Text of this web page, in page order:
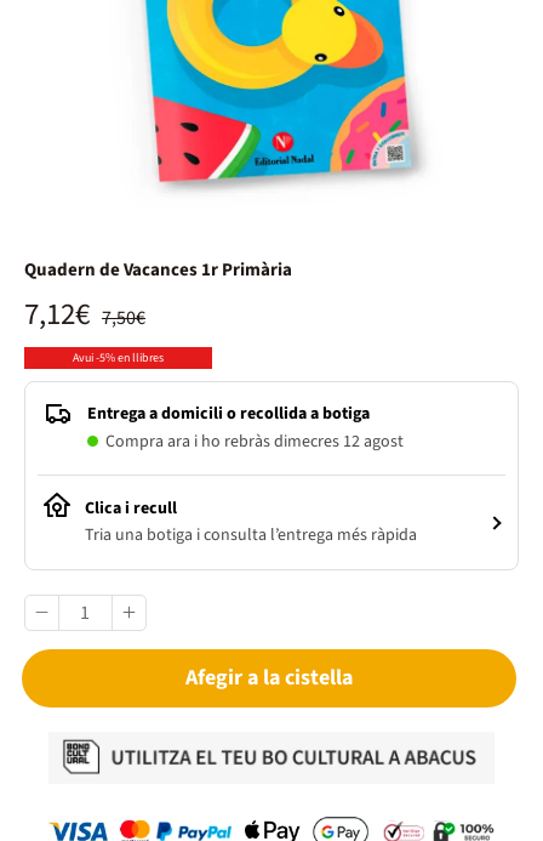
Quadern de Vacances 1r Primària
7,50€
7,12€
Avui -5% en llibres
Entrega a domicili o recollida a botiga
Compra ara i ho rebràs dimecres 12 agost
Clica i recull
Tria una botiga i consulta l’entrega més ràpida
Afegir a la cistella